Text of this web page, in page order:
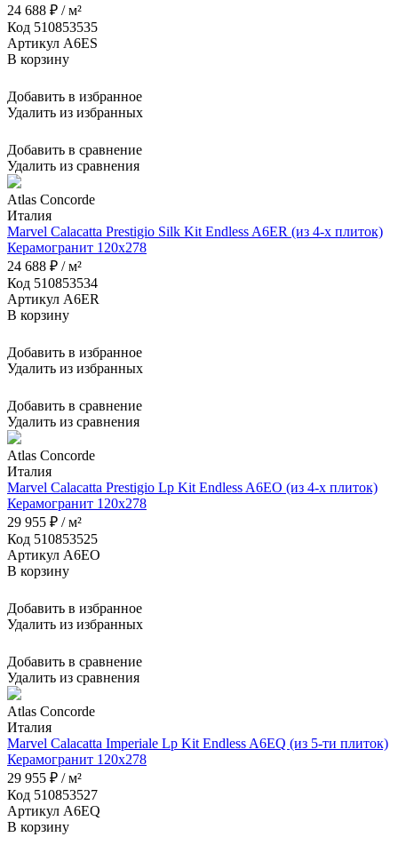
24 688 ₽ / м²
Код 510853535
Артикул A6ES
В корзину
Добавить в избранное
Удалить из избранных
Добавить в сравнение
Удалить из сравнения
Atlas Concorde
Италия
Marvel Calacatta Prestigio Silk Kit Endless A6ER (из 4-х плиток)
Керамогранит 120x278
24 688 ₽ / м²
Код 510853534
Артикул A6ER
В корзину
Добавить в избранное
Удалить из избранных
Добавить в сравнение
Удалить из сравнения
Atlas Concorde
Италия
Marvel Calacatta Prestigio Lp Kit Endless A6EO (из 4-х плиток)
Керамогранит 120x278
29 955 ₽ / м²
Код 510853525
Артикул A6EO
В корзину
Добавить в избранное
Удалить из избранных
Добавить в сравнение
Удалить из сравнения
Atlas Concorde
Италия
Marvel Calacatta Imperiale Lp Kit Endless A6EQ (из 5-ти плиток)
Керамогранит 120x278
29 955 ₽ / м²
Код 510853527
Артикул A6EQ
В корзину